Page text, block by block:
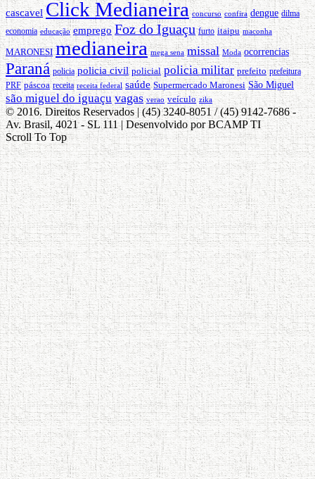
cascavel Click Medianeira concurso confira dengue dilma
economia educação emprego Foz do Iguaçu furto itaipu maconha
MARONESI medianeira mega sena missal Moda ocorrencias
Paraná policia policia civil policial policia militar prefeito prefeitura
PRF páscoa receita receita federal saúde Supermercado Maronesi São Miguel
são miguel do iguaçu vagas verao veículo zika
© 2016. Direitos Reservados | (45) 3240-8051 / (45) 9142-7686 -
Av. Brasil, 4021 - SL 111 | Desenvolvido por BCAMP TI
Scroll To Top